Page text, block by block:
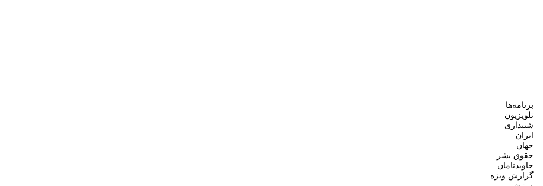
برنامه‌ها
تلویزیون
شنیداری
ایران
جهان
حقوق بشر
جاویدنامان
گزارش ویژه